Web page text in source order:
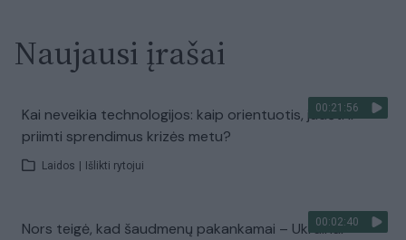
Naujausi įrašai
00:21:56
Kai neveikia technologijos: kaip orientuotis, judėti ir
priimti sprendimus krizės metu?
Laidos Išlikti rytojui
00:02:40
Nors teigė, kad šaudmenų pakankamai – Ukrainai